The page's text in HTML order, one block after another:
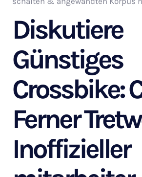
Diskutiere
Günstiges
Crossbike:
Ferner
Inoffizieller